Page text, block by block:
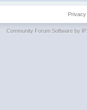
Privacy
Community Forum Software by